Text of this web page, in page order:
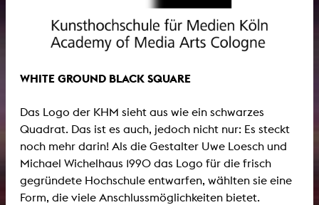
WHITE GROUND BLACK SQUARE
Das Logo der KHM sieht aus wie ein schwarzes
Quadrat. Das ist es auch, jedoch nicht nur: Es steckt
noch mehr darin! Als die Gestalter Uwe Loesch und
Michael Wichelhaus 1990 das Logo für die frisch
gegründete Hochschule entwarfen, wählten sie eine
Form, die viele Anschlussmöglichkeiten bietet.